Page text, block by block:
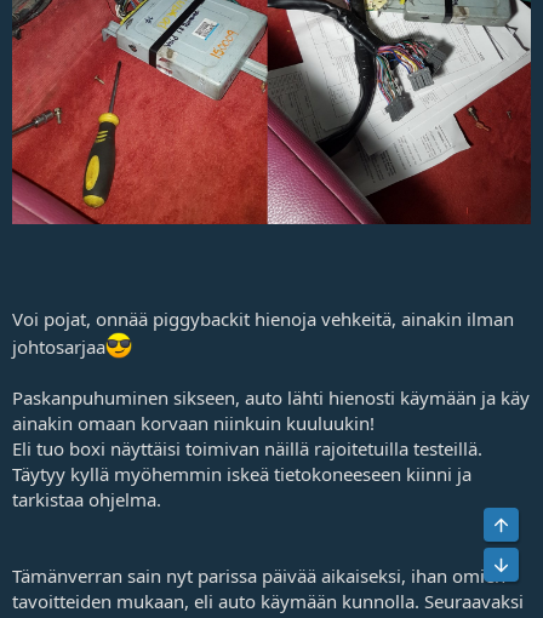
Voi pojat, onnää piggybackit hienoja vehkeitä, ainakin ilman
johtosarjaa
Paskanpuhuminen sikseen, auto lähti hienosti käymään ja käy
ainakin omaan korvaan niinkuin kuuluukin!
Eli tuo boxi näyttäisi toimivan näillä rajoitetuilla testeillä.
Täytyy kyllä myöhemmin iskeä tietokoneeseen kiinni ja
tarkistaa ohjelma.
Tämänverran sain nyt parissa päivää aikaiseksi, ihan omien
tavoitteiden mukaan, eli auto käymään kunnolla. Seuraavaksi